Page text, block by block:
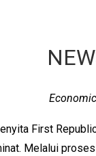
First
Melalui